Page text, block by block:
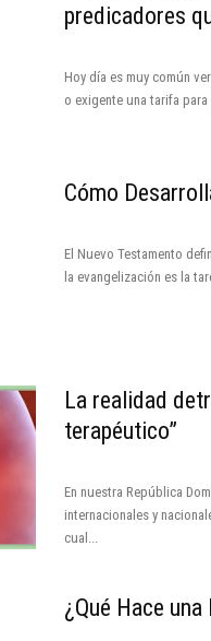
predicadores
Hoy día es muy común
o exigente una tarifa
Cómo
El Nuevo Testamento
la evangelización es la
La realidad
terapéutico”
En nuestra República
internacionales y
cual...
¿Qué Hace